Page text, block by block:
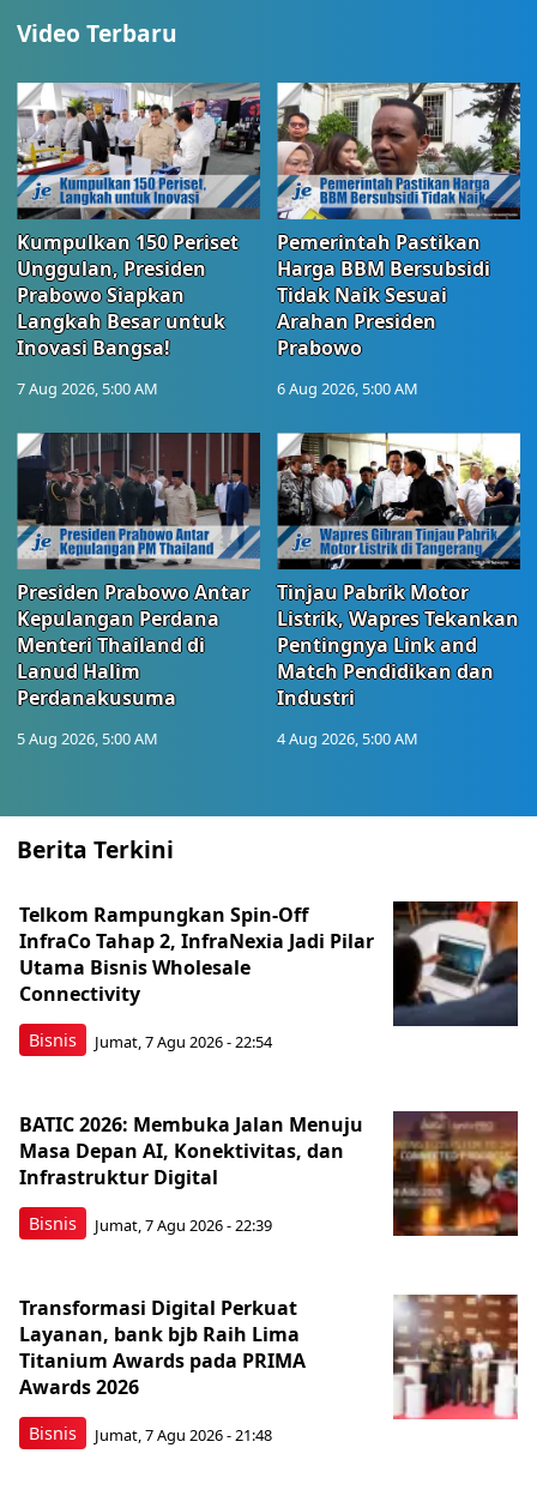
Video Terbaru
Kumpulkan 150 Periset
Unggulan, Presiden
Prabowo Siapkan
Langkah Besar untuk
Inovasi Bangsa!
7 Aug 2026, 5:00 AM
Pemerintah Pastikan
Harga BBM Bersubsidi
Tidak Naik Sesuai
Arahan Presiden
Prabowo
6 Aug 2026, 5:00 AM
Presiden Prabowo Antar
Kepulangan Perdana
Menteri Thailand di
Lanud Halim
Perdanakusuma
5 Aug 2026, 5:00 AM
Tinjau Pabrik Motor
Listrik, Wapres Tekankan
Pentingnya Link and
Match Pendidikan dan
Industri
4 Aug 2026, 5:00 AM
Berita Terkini
Bisnis
Telkom Rampungkan Spin-Off
InfraCo Tahap 2, InfraNexia Jadi Pilar
Utama Bisnis Wholesale
Connectivity
Jumat, 7 Agu 2026 - 22:54
Bisnis
BATIC 2026: Membuka Jalan Menuju
Masa Depan AI, Konektivitas, dan
Infrastruktur Digital
Jumat, 7 Agu 2026 - 22:39
Bisnis
Transformasi Digital Perkuat
Layanan, bank bjb Raih Lima
Titanium Awards pada PRIMA
Awards 2026
Jumat, 7 Agu 2026 - 21:48